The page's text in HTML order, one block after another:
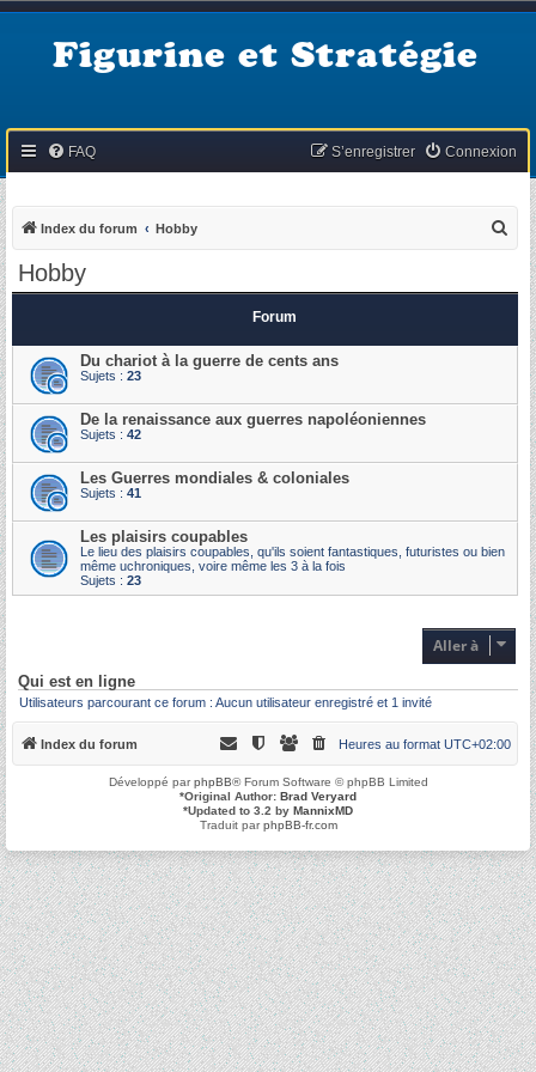
Figurine et Stratégie
FAQ Connexion
S’enregistrer
Index du forum Hobby
Hobby
Forum
Du chariot à la guerre de cents ans
Sujets : 23
De la renaissance aux guerres napoléoniennes
Sujets : 42
Les Guerres mondiales & coloniales
Sujets : 41
Les plaisirs coupables
Le lieu des plaisirs coupables, qu'ils soient fantastiques, futuristes ou bien
même uchroniques, voire même les 3 à la fois
Sujets : 23
Aller à
Qui est en ligne
Utilisateurs parcourant ce forum : Aucun utilisateur enregistré et 1 invité
Index du forum Heures au format UTC+02:00
Développé parphpBB® Forum Software © phpBB Limited
*Original Author: Brad Veryard
*Updated to 3.2 by MannixMD
Traduit parphpBB-fr.com